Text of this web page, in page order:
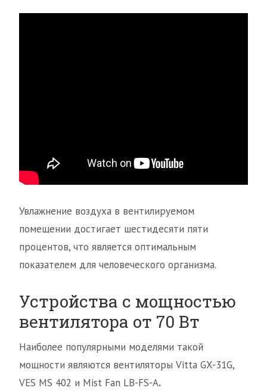
Увлажнение воздуха в вентилируемом
помещении достигает шестидесяти пяти
процентов, что является оптимальным
показателем для человеческого организма.
Устройства с мощностью
вентилятора от 70 Вт
Наиболее популярными моделями такой
мощности являются вентиляторы Vitta GX-31G,
VES MS 402 и Mist Fan LB-FS-A.